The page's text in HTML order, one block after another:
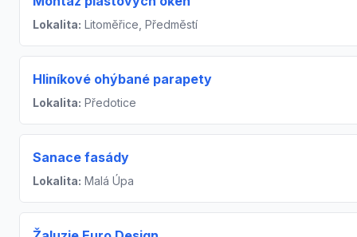
Lokalita: Litoměřice, Předměstí
Hliníkové ohýbané parapety
Lokalita: Předotice
Sanace fasády
Lokalita: Malá Úpa